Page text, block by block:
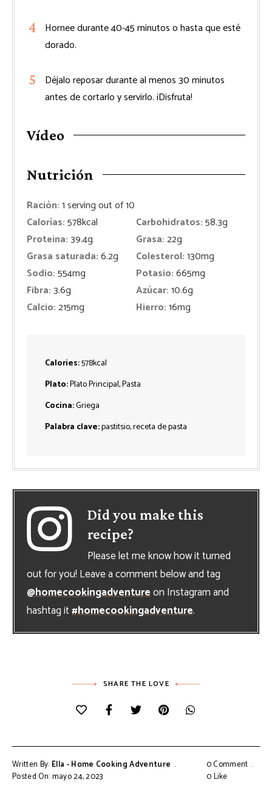
Hornee durante 40-45 minutos o hasta que esté
dorado.
Déjalo reposar durante al menos 30 minutos
antes de cortarlo y servirlo. ¡Disfruta!
Vídeo
Nutrición
Ración:1serving out of 10
Calorías:578kcal Carbohidratos:58.3g
Proteina:39.4g Grasa:22g
Grasa saturada:6.2g Colesterol:130mg
Sodio:554mg Potasio:665mg
Fibra:3.6g Azúcar:10.6g
Calcio:215mg Hierro:16mg
Calories:578kcal
Plato:Plato Principal, Pasta
Cocina:Griega
Palabra clave:pastitsio, receta de pasta
Did you make this
recipe?
Please let me know how it turned
out for you! Leave a comment below and tag
@homecookingadventureon Instagram and
hashtag it#homecookingadventure.
SHARE THE LOVE
Written By: Ella - Home Cooking Adventure
Posted On: mayo 24, 2023
0 Comment
0Like